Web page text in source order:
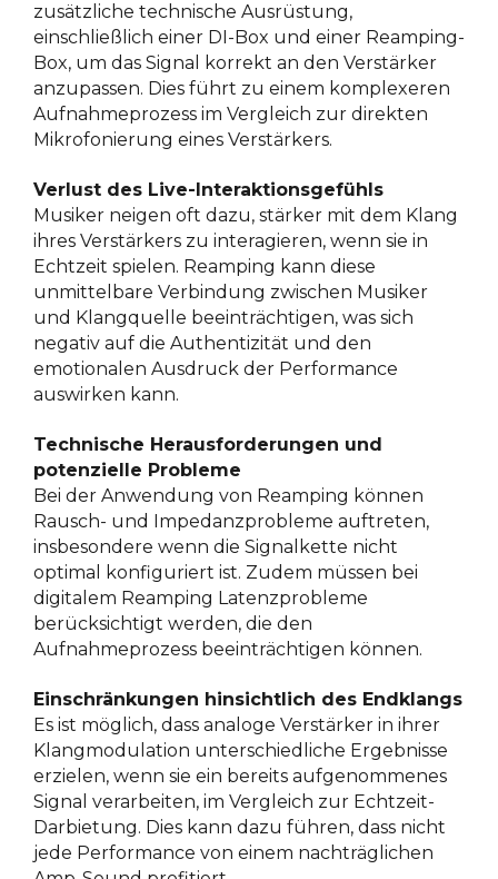
zusätzliche technische Ausrüstung,
einschließlich einer DI-Box und einer Reamping-
Box, um das Signal korrekt an den Verstärker
anzupassen. Dies führt zu einem komplexeren
Aufnahmeprozess im Vergleich zur direkten
Mikrofonierung eines Verstärkers.
Verlust des Live-Interaktionsgefühls
Musiker neigen oft dazu, stärker mit dem Klang
ihres Verstärkers zu interagieren, wenn sie in
Echtzeit spielen. Reamping kann diese
unmittelbare Verbindung zwischen Musiker
und Klangquelle beeinträchtigen, was sich
negativ auf die Authentizität und den
emotionalen Ausdruck der Performance
auswirken kann.
Technische Herausforderungen und
potenzielle Probleme
Bei der Anwendung von Reamping können
Rausch- und Impedanzprobleme auftreten,
insbesondere wenn die Signalkette nicht
optimal konfiguriert ist. Zudem müssen bei
digitalem Reamping Latenzprobleme
berücksichtigt werden, die den
Aufnahmeprozess beeinträchtigen können.
Einschränkungen hinsichtlich des Endklangs
Es ist möglich, dass analoge Verstärker in ihrer
Klangmodulation unterschiedliche Ergebnisse
erzielen, wenn sie ein bereits aufgenommenes
Signal verarbeiten, im Vergleich zur Echtzeit-
Darbietung. Dies kann dazu führen, dass nicht
jede Performance von einem nachträglichen